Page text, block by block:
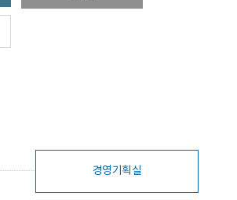
경영기획실